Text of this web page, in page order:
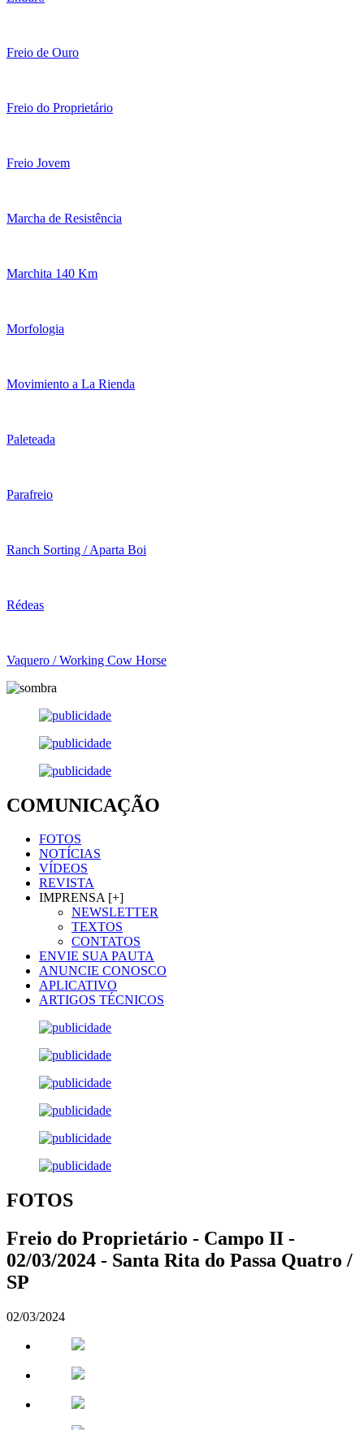
Freio de Ouro
Freio do Proprietário
Freio Jovem
Marcha de Resistência
Marchita 140 Km
Morfologia
Movimiento a La Rienda
Paleteada
Parafreio
Ranch Sorting / Aparta Boi
Rédeas
Vaquero / Working Cow Horse
COMUNICAÇÃO
FOTOS
NOTÍCIAS
VÍDEOS
REVISTA
IMPRENSA [+]
NEWSLETTER
TEXTOS
CONTATOS
ENVIE SUA PAUTA
ANUNCIE CONOSCO
APLICATIVO
ARTIGOS TÉCNICOS
FOTOS
Freio do Proprietário - Campo II -
02/03/2024 - Santa Rita do Passa Quatro /
SP
02/03/2024